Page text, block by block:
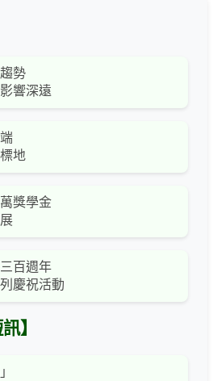
勢
響深遠
地
獎學金
百週年
慶祝活動
】